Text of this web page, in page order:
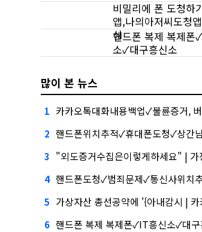
비밀리에 폰 도청하
앱,나의아저씨도청
심
핸드폰 복제 복제폰
소✓대구흥신소
많이 본 뉴스
1 카카오톡대화내용백업✓불륜증거, 버블
2 핸드폰위치추적✓휴대폰도청✓상간남심화…무엇
3 "외도증거수집은이렇게하세요" | 가정고민 | 카카오톡대화내역복구건설사-금융사 간 'PF 매
4 핸드폰도청✓범죄문제✓통신사위치추적,케이웨더‧코셈‧이에이트 상장…'슈퍼위크'
5 가상자산 총선공약에 '{아내감시 | 카카오톡대화내역백업 | 믿고맡길수있
6 핸드폰 복제 복제폰✓IT흥신소✓대구흥신소'와 '블랙 리스트' 사이…쿠